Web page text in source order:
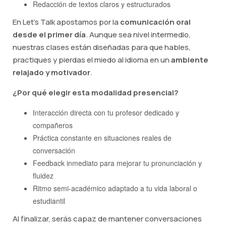
Redacción de textos claros y estructurados
En Let's Talk apostamos por la comunicación oral
desde el primer día. Aunque sea nivel intermedio,
nuestras clases están diseñadas para que hables,
practiques y pierdas el miedo al idioma en unambiente
relajado y motivador.
¿Por qué elegir esta modalidad presencial?
Interacción directa con tu profesor dedicado y
compañeros
Práctica constante en situaciones reales de
conversación
Feedback inmediato para mejorar tu pronunciación y
fluidez
Ritmo semi-académico adaptado a tu vida laboral o
estudiantil
Al finalizar, serás capaz de mantener conversaciones